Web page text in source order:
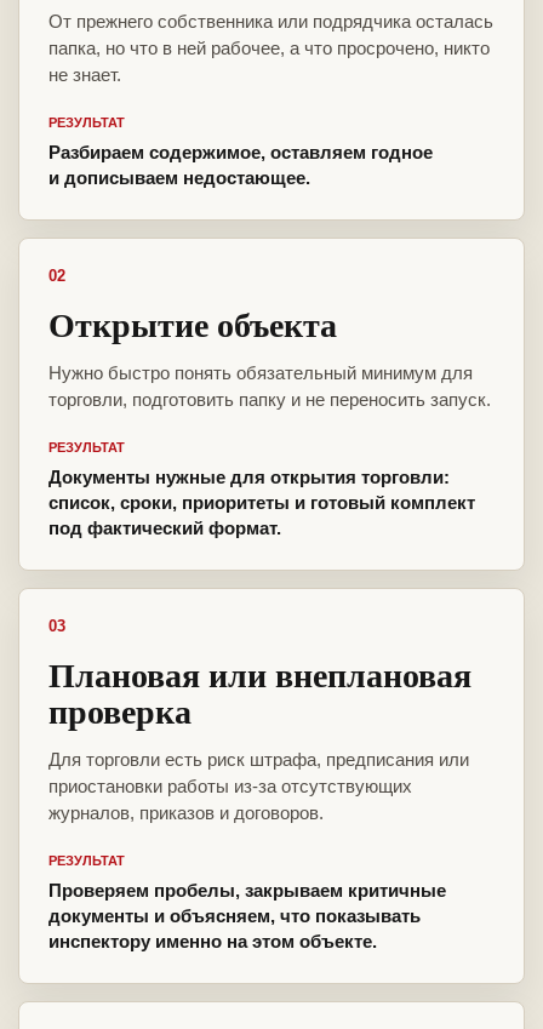
От прежнего собственника или подрядчика осталась
папка, но что в ней рабочее, а что просрочено, никто
не знает.
РЕЗУЛЬТАТ
Разбираем содержимое, оставляем годное
и дописываем недостающее.
02
Открытие объекта
Нужно быстро понять обязательный минимум для
торговли, подготовить папку и не переносить запуск.
РЕЗУЛЬТАТ
Документы нужные для открытия торговли:
список, сроки, приоритеты и готовый комплект
под фактический формат.
03
Плановая или внеплановая
проверка
Для торговли есть риск штрафа, предписания или
приостановки работы из-за отсутствующих
журналов, приказов и договоров.
РЕЗУЛЬТАТ
Проверяем пробелы, закрываем критичные
документы и объясняем, что показывать
инспектору именно на этом объекте.